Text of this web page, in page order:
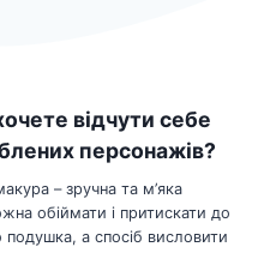
відчути себе
персонажів?
– зручна та м’яка
обіймати і притискати до
а спосіб висловити